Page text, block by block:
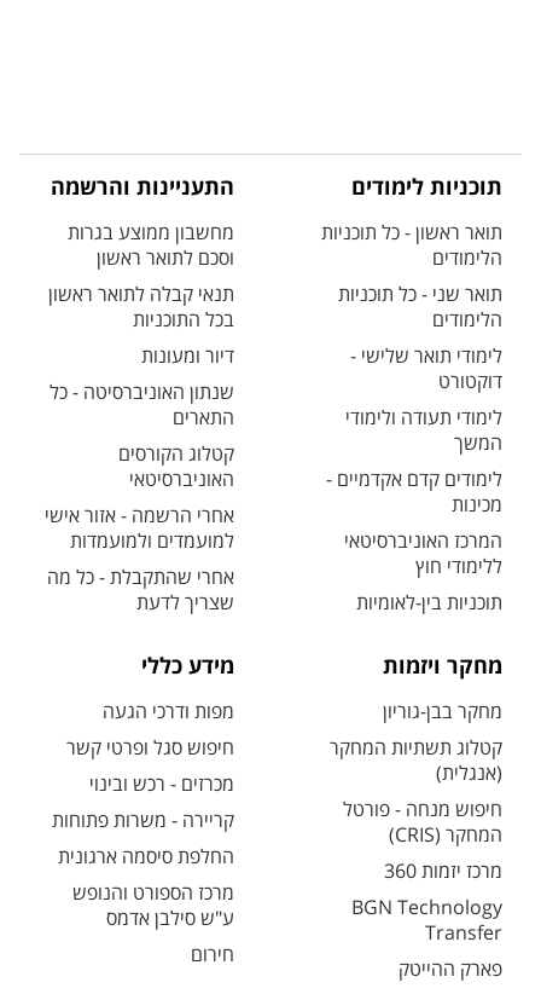
תוכניות לימודים
תואר ראשון - כל תוכניות
הלימודים
תואר שני - כל תוכניות
הלימודים
לימודי תואר שלישי -
דוקטורט
לימודי תעודה ולימודי
המשך
לימודים קדם אקדמיים -
מכינות
המרכז האוניברסיטאי
ללימודי חוץ
תוכניות בין-לאומיות
התעניינות והרשמה
מחשבון ממוצע בגרות
וסכם לתואר ראשון
תנאי קבלה לתואר ראשון
בכל התוכניות
דיור ומעונות
שנתון האוניברסיטה - כל
התארים
קטלוג הקורסים
האוניברסיטאי
אחרי הרשמה - אזור אישי
למועמדים ולמועמדות
אחרי שהתקבלת - כל מה
שצריך לדעת
מחקר ויזמות
מחקר בבן-גוריון
קטלוג תשתיות המחקר
(אנגלית)
חיפוש מנחה - פורטל
המחקר (CRIS)
מרכז יזמות 360
BGN Technology
Transfer
פארק ההייטק
מידע כללי
מפות ודרכי הגעה
חיפוש סגל ופרטי קשר
מכרזים - רכש ובינוי
קריירה - משרות פתוחות
החלפת סיסמה ארגונית
מרכז הספורט והנופש
ע"ש סילבן אדמס
חירום